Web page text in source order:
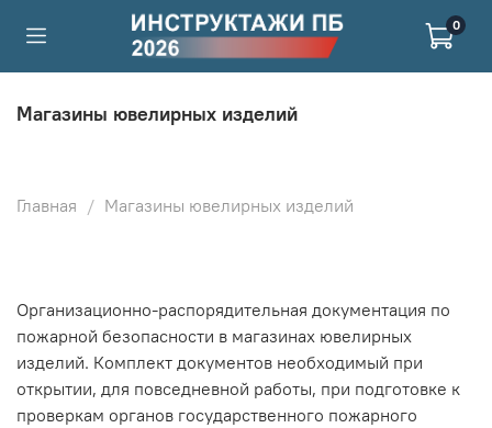
0
Магазины ювелирных изделий
Главная Магазины ювелирных изделий
Организационно-распорядительная документация по
пожарной безопасности в магазинах ювелирных
изделий. Комплект документов необходимый при
открытии, для повседневной работы, при подготовке к
проверкам органов государственного пожарного